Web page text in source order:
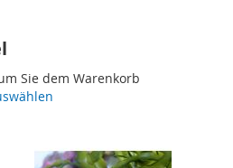
Sie dem Warenkorb